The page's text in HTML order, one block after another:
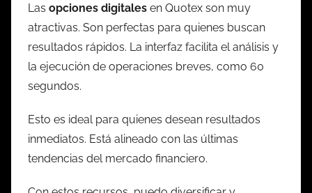
Las opciones digitales en Quotex son muy
atractivas. Son perfectas para quienes buscan
resultados rápidos. La interfaz facilita el análisis y
la ejecución de operaciones breves, como 60
segundos.
Esto es ideal para quienes desean resultados
inmediatos. Está alineado con las últimas
tendencias del mercado financiero.